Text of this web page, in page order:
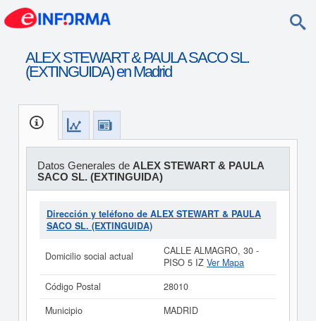
ALEX STEWART & PAULA SACO SL.
(EXTINGUIDA) en Madrid
Datos Generales de ALEX STEWART & PAULA
SACO SL. (EXTINGUIDA)
Dirección y teléfono de ALEX STEWART & PAULA
SACO SL. (EXTINGUIDA)
Domicilio social actual
CALLE ALMAGRO, 30 -
PISO 5 IZ Ver Mapa
Código Postal
28010
Municipio
MADRID